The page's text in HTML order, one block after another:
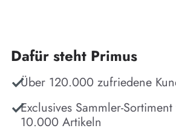
Dafür steht Primus
Über 120.000 zufriedene
Exclusives Sammler-
10.000 Artikeln